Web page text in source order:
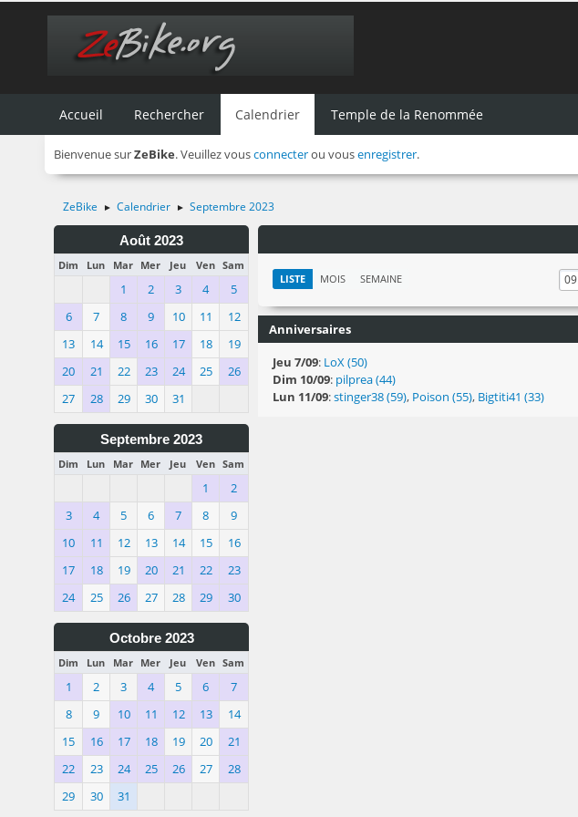
Accueil Rechercher Calendrier Temple de la Renommée
Bienvenue surZeBike. Veuillez vousconnecterou vousenregistrer.
ZeBike ► Calendrier ► Septembre 2023
Août 2023
Dim Lun Mar Mer Jeu Ven Sam
1 2 3 4
5
6
7 8 9 10 11
12
13
14 15 16 17 18
19
20
21 22 23 24 25
26
27
28 29 30 31
Septembre 2023
Dim Lun Mar Mer Jeu Ven Sam
1
2
3
4 5 6 7 8
9
10
11 12 13 14 15
16
17
18 19 20 21 22
23
24
25 26 27 28 29 30
Octobre 2023
Dim Lun Mar Mer Jeu Ven Sam
1 2 3 4 5 6
7
8
9 10 11 12 13
14
15
16 17 18 19 20
21
22
23 24 25 26 27
28
29
30 31
LISTE MOIS SEMAINE
Anniversaires
Jeu 7/09: LoX (50)
Dim 10/09: pilprea (44)
Lun 11/09:stinger38 (59), Poison (55), Bigtiti41 (33)